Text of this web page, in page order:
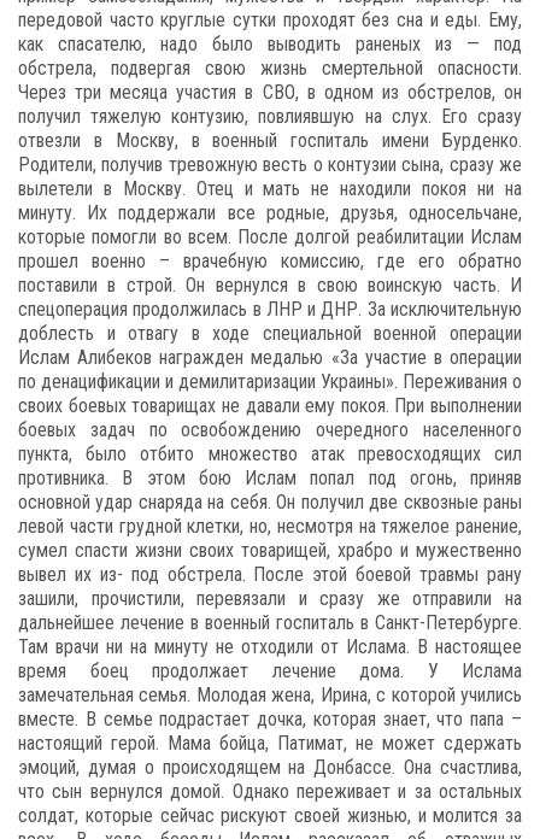
передовой часто круглые сутки проходят без сна и еды. Ему,
как спасателю, надо было выводить раненых из — под
обстрела, подвергая свою жизнь смертельной опасности.
Через три месяца участия в СВО, в одном из обстрелов, он
получил тяжелую контузию, повлиявшую на слух. Его сразу
отвезли в Москву, в военный госпиталь имени Бурденко.
Родители, получив тревожную весть о контузии сына, сразу же
вылетели в Москву. Отец и мать не находили покоя ни на
минуту. Их поддержали все родные, друзья, односельчане,
которые помогли во всем. После долгой реабилитации Ислам
прошел военно – врачебную комиссию, где его обратно
поставили в строй. Он вернулся в свою воинскую часть. И
спецоперация продолжилась в ЛНР и ДНР. За исключительную
доблесть и отвагу в ходе специальной военной операции
Ислам Алибеков награжден медалью «За участие в операции
по денацификации и демилитаризации Украины». Переживания о
своих боевых товарищах не давали ему покоя. При выполнении
боевых задач по освобождению очередного населенного
пункта, было отбито множество атак превосходящих сил
противника. В этом бою Ислам попал под огонь, приняв
основной удар снаряда на себя. Он получил две сквозные раны
левой части грудной клетки, но, несмотря на тяжелое ранение,
сумел спасти жизни своих товарищей, храбро и мужественно
вывел их из- под обстрела. После этой боевой травмы рану
зашили, прочистили, перевязали и сразу же отправили на
дальнейшее лечение в военный госпиталь в Санкт-Петербурге.
Там врачи ни на минуту не отходили от Ислама. В настоящее
время боец продолжает лечение дома. У Ислама
замечательная семья. Молодая жена, Ирина, с которой учились
вместе. В семье подрастает дочка, которая знает, что папа –
настоящий герой. Мама бойца, Патимат, не может сдержать
эмоций, думая о происходящем на Донбассе. Она счастлива,
что сын вернулся домой. Однако переживает и за остальных
солдат, которые сейчас рискуют своей жизнью, и молится за